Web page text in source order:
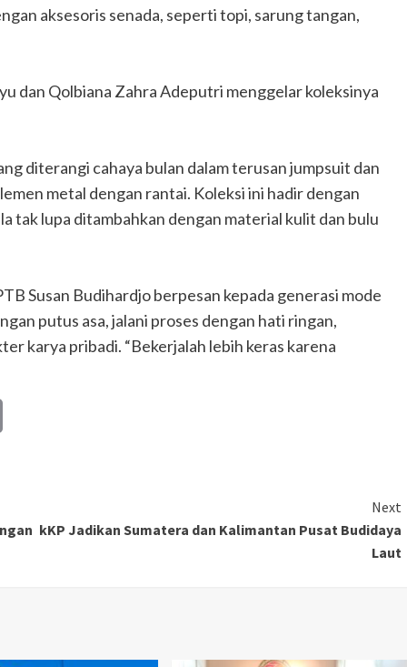
aksesoris senada, seperti topi, sarung tangan,
dan Qolbiana Zahra Adeputri menggelar koleksinya
diterangi cahaya bulan dalam terusan jumpsuit dan
metal dengan rantai. Koleksi ini hadir dengan
tak lupa ditambahkan dengan material kulit dan bulu
Susan Budihardjo berpesan kepada generasi mode
putus asa, jalani proses dengan hati ringan,
karya pribadi. “Bekerjalah lebih keras karena
Next
kKP Jadikan Sumatera dan Kalimantan Pusat Budidaya
Laut